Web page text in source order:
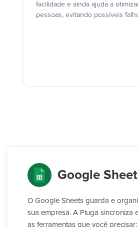
facilidade e ainda ajuda a
pessoas, evitando possíveis
Google
O Google Sheets guarda e
sua empresa. A Pluga sincroniza
as ferramentas que você